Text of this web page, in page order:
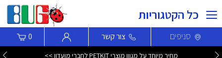
כל הקטגוריות
סניפים צור קשר 0
חדש! סמארטפון Nothing Phone (4b) עכשיו לרכישה >>>